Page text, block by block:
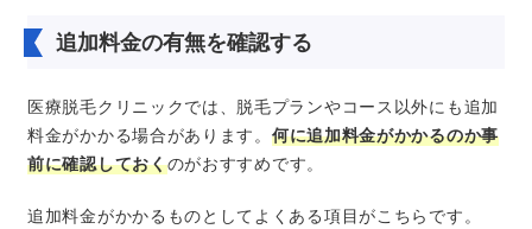
追加料金の有無を確認する
医療脱毛クリニックでは、脱毛プランやコース以外にも追加
料金がかかる場合があります。 何に追加料金がかかるのか事
前に確認しておくのがおすすめです。
追加料金がかかるものとしてよくある項目がこちらです。